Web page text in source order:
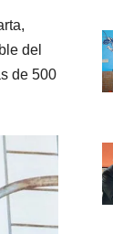
del
de 500